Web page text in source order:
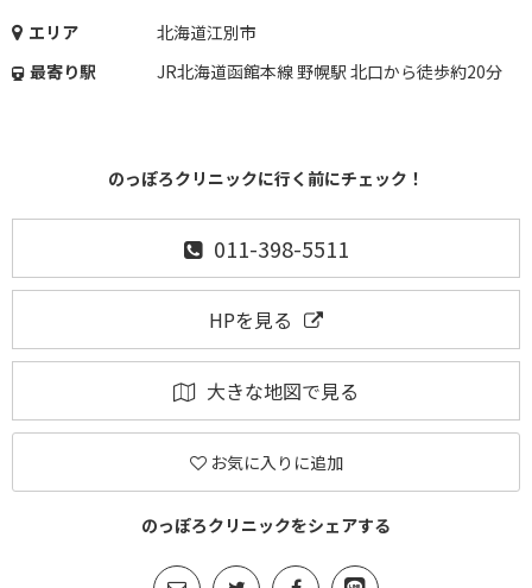
エリア
北海道江別市
最寄り駅
JR北海道函館本線 野幌駅 北口から徒歩約20分
のっぽろクリニックに行く前にチェック！
011-398-5511
HPを見る
大きな地図で見る
お気に入りに追加
のっぽろクリニックをシェアする